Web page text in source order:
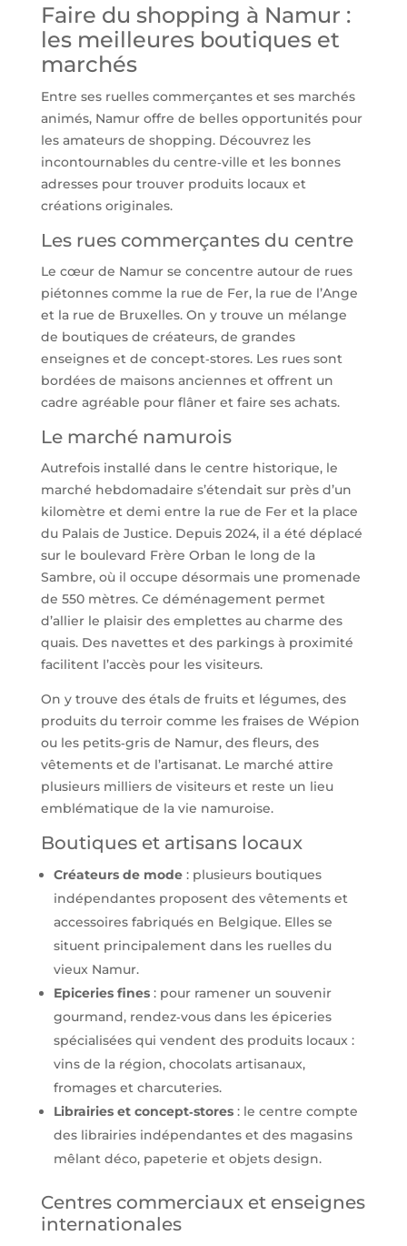
Faire du shopping à Namur :
les meilleures boutiques et
marchés
Entre ses ruelles commerçantes et ses marchés
animés, Namur offre de belles opportunités pour
les amateurs de shopping. Découvrez les
incontournables du centre‑ville et les bonnes
adresses pour trouver produits locaux et
créations originales.
Les rues commerçantes du centre
Le cœur de Namur se concentre autour de rues
piétonnes comme la rue de Fer, la rue de l’Ange
et la rue de Bruxelles. On y trouve un mélange
de boutiques de créateurs, de grandes
enseignes et de concept‑stores. Les rues sont
bordées de maisons anciennes et offrent un
cadre agréable pour flâner et faire ses achats.
Le marché namurois
Autrefois installé dans le centre historique, le
marché hebdomadaire s’étendait sur près d’un
kilomètre et demi entre la rue de Fer et la place
du Palais de Justice. Depuis 2024, il a été déplacé
sur le boulevard Frère Orban le long de la
Sambre, où il occupe désormais une promenade
de 550 mètres. Ce déménagement permet
d’allier le plaisir des emplettes au charme des
quais. Des navettes et des parkings à proximité
facilitent l’accès pour les visiteurs.
On y trouve des étals de fruits et légumes, des
produits du terroir comme les fraises de Wépion
ou les petits‑gris de Namur, des fleurs, des
vêtements et de l’artisanat. Le marché attire
plusieurs milliers de visiteurs et reste un lieu
emblématique de la vie namuroise.
Boutiques et artisans locaux
Créateurs de mode: plusieurs boutiques
indépendantes proposent des vêtements et
accessoires fabriqués en Belgique. Elles se
situent principalement dans les ruelles du
vieux Namur.
Epiceries fines: pour ramener un souvenir
gourmand, rendez‑vous dans les épiceries
spécialisées qui vendent des produits locaux :
vins de la région, chocolats artisanaux,
fromages et charcuteries.
Librairies et concept‑stores: le centre compte
des librairies indépendantes et des magasins
mêlant déco, papeterie et objets design.
Centres commerciaux et enseignes
internationales